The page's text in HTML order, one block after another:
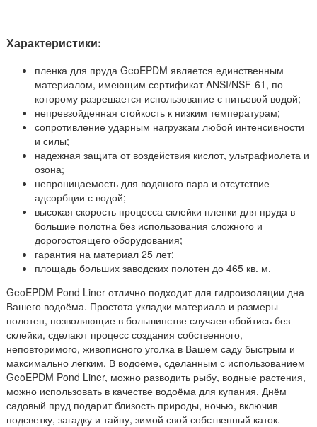
Характеристики:
пленка для пруда GeoEPDM является единственным
материалом, имеющим сертификат ANSI/NSF-61, по
которому разрешается использование с питьевой водой;
непревзойденная стойкость к низким температурам;
сопротивление ударным нагрузкам любой интенсивности
и силы;
надежная защита от воздействия кислот, ультрафиолета и
озона;
непроницаемость для водяного пара и отсутствие
адсорбции с водой;
высокая скорость процесса склейки пленки для пруда в
большие полотна без использования сложного и
дорогостоящего оборудования;
гарантия на материал 25 лет;
площадь больших заводских полотен до 465 кв. м.
GeoEPDM Pond Liner отлично подходит для гидроизоляции дна
Вашего водоёма. Простота укладки материала и размеры
полотен, позволяющие в большинстве случаев обойтись без
склейки, сделают процесс создания собственного,
неповторимого, живописного уголка в Вашем саду быстрым и
максимально лёгким. В водоёме, сделанным с использованием
GeoEPDM Pond Liner, можно разводить рыбу, водные растения,
можно использовать в качестве водоёма для купания. Днём
садовый пруд подарит близость природы, ночью, включив
подсветку, загадку и тайну, зимой свой собственный каток.